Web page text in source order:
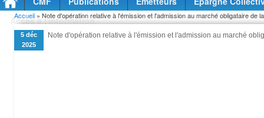
Accès à l'information
Vous êtes ici
Accueil » Note d'opération relative à l'émission et l'admission au marché obligataire de
5 déc
2025
Note d'opération relative à l'émission et l'admission au marché